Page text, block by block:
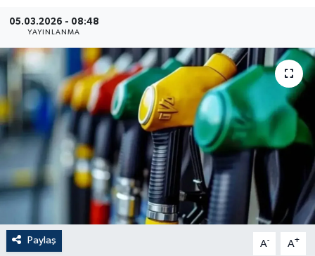
05.03.2026 - 08:48
YAYINLANMA
Paylaş A- A+